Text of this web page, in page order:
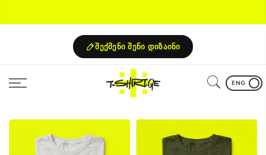
შექმენი შენი დიზაინი
ENG